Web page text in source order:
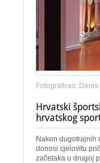
Fotografirao: Denis
Hrvatski
hrvatskog
Nakon dugotrajnih
donosi cjelovitu
začetaka u drugoj